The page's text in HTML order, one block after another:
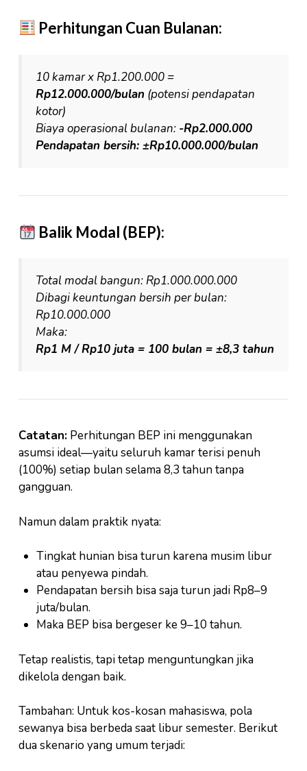
Perhitungan Cuan Bulanan:
10 kamar x Rp1.200.000 =
Rp12.000.000/bulan (potensi pendapatan
kotor)
Biaya operasional bulanan: -Rp2.000.000
Pendapatan bersih: ±Rp10.000.000/bulan
Balik Modal (BEP):
Total modal bangun: Rp1.000.000.000
Dibagi keuntungan bersih per bulan:
Rp10.000.000
Maka:
Rp1 M / Rp10 juta = 100 bulan = ±8,3 tahun
Catatan: Perhitungan BEP ini menggunakan
asumsi ideal—yaitu seluruh kamar terisi penuh
(100%) setiap bulan selama 8,3 tahun tanpa
gangguan.
Namun dalam praktik nyata:
Tingkat hunian bisa turun karena musim libur
atau penyewa pindah.
Pendapatan bersih bisa saja turun jadi Rp8–9
juta/bulan.
Maka BEP bisa bergeser ke 9–10 tahun.
Tetap realistis, tapi tetap menguntungkan jika
dikelola dengan baik.
Tambahan: Untuk kos-kosan mahasiswa, pola
sewanya bisa berbeda saat libur semester. Berikut
dua skenario yang umum terjadi: